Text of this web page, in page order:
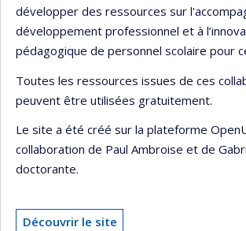
développer des ressources sur
développement professionnel et à
pédagogique de personnel scolaire pour
Toutes les ressources issues de ces
peuvent être utilisées gratuitement.
Le site a été créé sur la plateforme
collaboration de Paul Ambroise et de
doctorante.
Découvrir le site